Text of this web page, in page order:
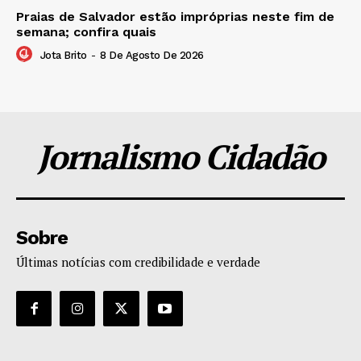
Praias de Salvador estão impróprias neste fim de
semana; confira quais
Jota Brito - 8 De Agosto De 2026
Jornalismo Cidadão
Sobre
Últimas notícias com credibilidade e verdade